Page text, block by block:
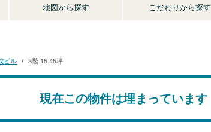
地図から探す こだわりから探す
ビル 3階 15.45坪
現在この物件は埋まっています